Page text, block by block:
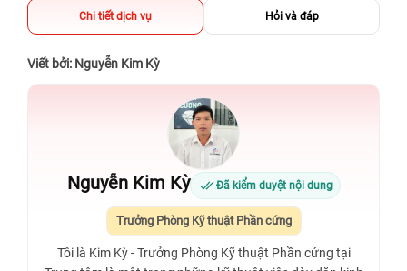
Chi tiết dịch vụ Hỏi và đáp
Viết bởi: Nguyễn Kim Kỳ
Nguyễn Kim Kỳ Đã kiểm duyệt nội dung
Trưởng Phòng Kỹ thuật Phần cứng
Tôi là Kim Kỳ - Trưởng Phòng Kỹ thuật Phần cứng tại